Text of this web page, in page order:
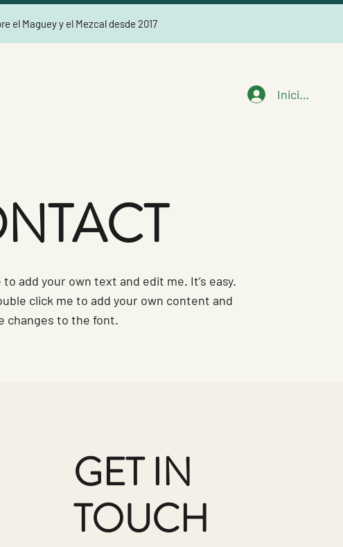
el Maguey y el Mezcal desde 2017
Iniciar sesión
add your own text and edit me. It’s easy.
click me to add your own content and
changes to the font.
GET IN
TOUCH